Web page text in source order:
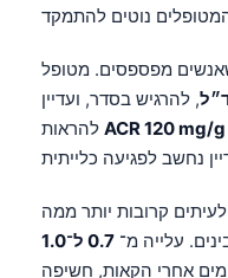
מפספסים. מטופל
, להרגיש בסדר, ועדיין
ACR 120 mg/g
קרובות יותר ממה
עלייה מ־
אחרי הקאות, חשיפה